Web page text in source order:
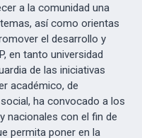
a la comunidad una
así como orientas
el desarrollo y
en tanto universidad
de las iniciativas
académico, de
ha convocado a los
nacionales con el fin de
permita poner en la